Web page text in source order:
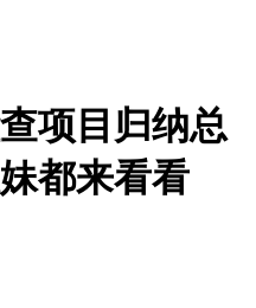
项目归纳总
都来看看